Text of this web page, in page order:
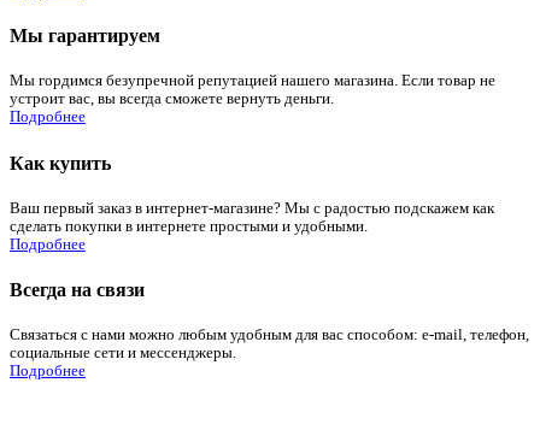
Мы гарантируем
Мы гордимся безупречной репутацией нашего магазина. Если товар не
устроит вас, вы всегда сможете вернуть деньги.
Подробнее
Как купить
Ваш первый заказ в интернет-магазине? Мы с радостью подскажем как
сделать покупки в интернете простыми и удобными.
Подробнее
Всегда на связи
Связаться с нами можно любым удобным для вас способом: e-mail, телефон,
социальные сети и мессенджеры.
Подробнее